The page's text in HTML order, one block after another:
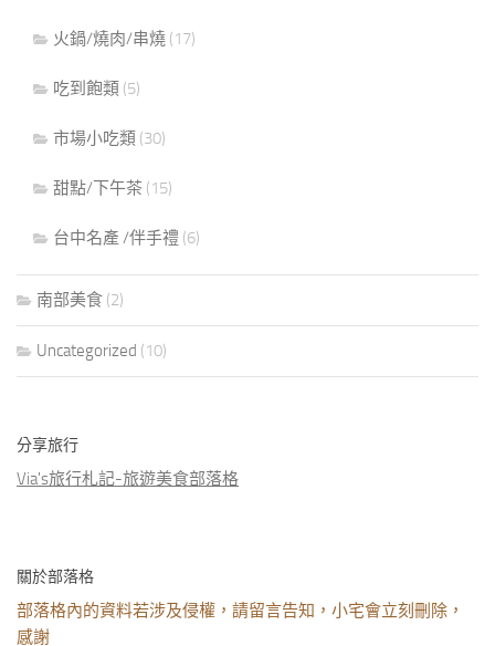
火鍋/燒肉/串燒 (17)
吃到飽類 (5)
市場小吃類 (30)
甜點/下午茶 (15)
台中名產 /伴手禮 (6)
南部美食 (2)
Uncategorized (10)
分享旅行
Via's旅行札記-旅遊美食部落格
關於部落格
部落格內的資料若涉及侵權，請留言告知，小宅會立刻刪除，
感謝